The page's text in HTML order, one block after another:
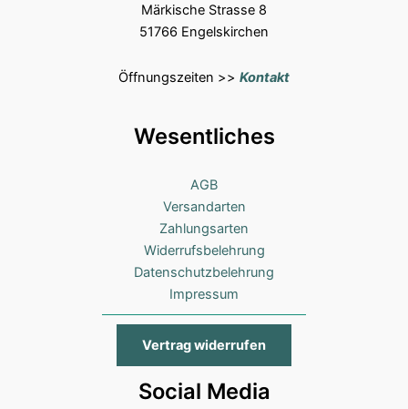
Märkische Strasse 8
51766 Engelskirchen
Öffnungszeiten >> Kontakt
Wesentliches
AGB
Versandarten
Zahlungsarten
Widerrufsbelehrung
Datenschutzbelehrung
Impressum
Vertrag widerrufen
Social Media